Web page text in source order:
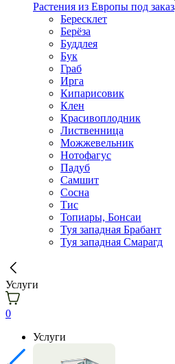
Растения из Европы под заказ
Бересклет
Берёза
Буддлея
Бук
Граб
Ирга
Кипарисовик
Клен
Красивоплодник
Лиственница
Можжевельник
Нотофагус
Падуб
Самшит
Сосна
Тис
Топиары, Бонсаи
Туя западная Брабант
Туя западная Смарагд
Услуги
0
Услуги